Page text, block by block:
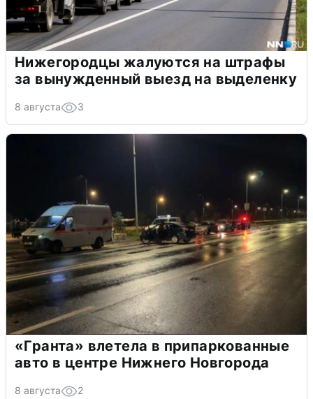
Нижегородцы жалуются на штрафы
за вынужденный выезд на выделенку
8 августа 3
«Гранта» влетела в припаркованные
авто в центре Нижнего Новгорода
8 августа 2